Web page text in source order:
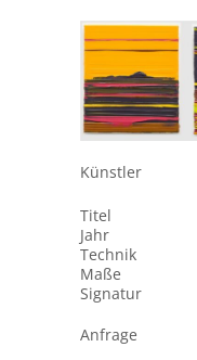
Künstler
Titel
Jahr
Technik
Maße
Signatur
Anfrage